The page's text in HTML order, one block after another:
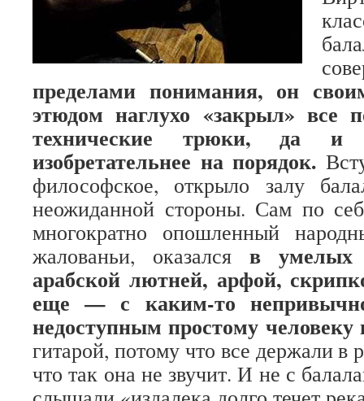
пределами понимания, он
этюдом наглухо «закрыл» все
технические трюки, да
изобретательнее на порядок.
философское, открыло залу
неожиданной стороны. Сам по
многократно опошленный
жалованьи, оказался в умелых
арабской лютней, арфой,
еще — с каким-то
недоступным простому человеку
гитарой, потому что все держали в
что так она не звучит. И не с